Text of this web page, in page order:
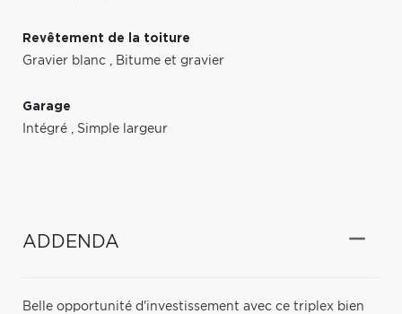
Revêtement de la toiture
Gravier blanc , Bitume et gravier
Garage
Intégré , Simple largeur
ADDENDA
Belle opportunité d'investissement avec ce triplex bien